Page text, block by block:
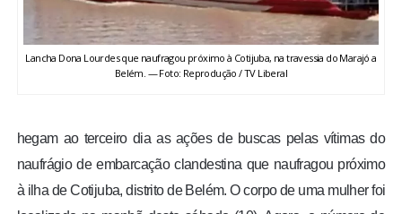
FOTOS
Lancha Dona Lourdes que naufragou próximo à Cotijuba, na travessia do Marajó a
Belém. — Foto: Reprodução / TV Liberal
hegam ao terceiro dia as ações de buscas pelas vítimas do
naufrágio de embarcação clandestina que naufragou próximo
à ilha de Cotijuba, distrito de Belém. O corpo de uma mulher foi